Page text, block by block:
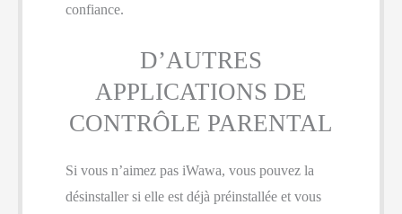
confiance.
D’AUTRES
APPLICATIONS DE
CONTRÔLE PARENTAL
Si vous n’aimez pas iWawa, vous pouvez la
désinstaller si elle est déjà préinstallée et vous